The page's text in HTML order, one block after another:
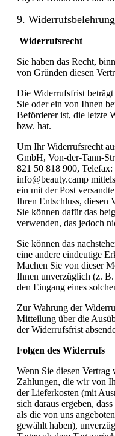
9. Widerrufsbelehrung
Widerrufsrecht
Sie haben das Recht,
von Gründen diesen
Die Widerrufsfrist beträgt
Sie oder ein von Ihnen
Beförderer ist, die letzte
bzw. hat.
Um Ihr Widerrufsrecht
GmbH, Von-der-Tann-
821 50 818 900,
info@beauty.camp
ein mit der Post
Ihren Entschluss, diesen
Sie können dafür das
verwenden, das jedoch
Sie können das
eine andere eindeutige
Machen Sie von dieser
Ihnen unverzüglich (z.
den Eingang eines
Zur Wahrung der
Mitteilung über die
der Widerrufsfrist
Folgen des Widerrufs
Wenn Sie diesen
Zahlungen, die wir von
der Lieferkosten (mit
sich daraus ergeben,
als die von uns
gewählt haben),